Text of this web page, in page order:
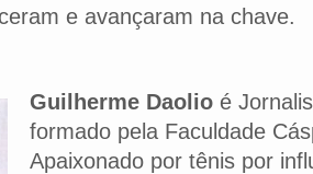
e avançaram na chave.
Guilherme Daolio é
formado pela Faculdade
Apaixonado por tênis por